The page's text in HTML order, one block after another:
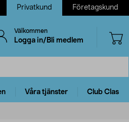
Privatkund Företagskund
Välkommen
Logga in/Bli medlem
Våra tjänster Club Clas